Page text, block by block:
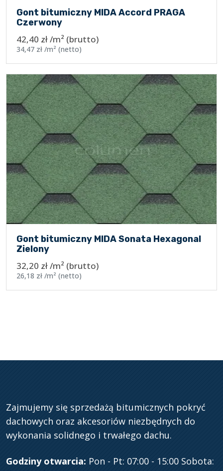
Gont bitumiczny MIDA Accord PRAGA
Czerwony
42,40 zł/m² (brutto)
34,47 zł /m² (netto)
Gont bitumiczny MIDA Sonata Hexagonal
Zielony
32,20 zł/m² (brutto)
26,18 zł /m² (netto)
Zajmujemy się sprzedażą bitumicznych pokryć
dachowych oraz akcesoriów niezbędnych do
wykonania solidnego i trwałego dachu.
Godziny otwarcia: Pon - Pt: 07:00 - 15:00 Sobota: